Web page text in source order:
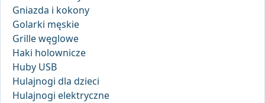
Gniazda i kokony
Golarki męskie
Grille węglowe
Haki holownicze
Huby USB
Hulajnogi dla dzieci
Hulajnogi elektryczne